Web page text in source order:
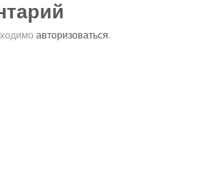
авторизоваться.